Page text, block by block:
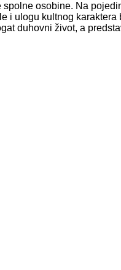
osobine. Na
ulogu kultnog
duhovni život, a